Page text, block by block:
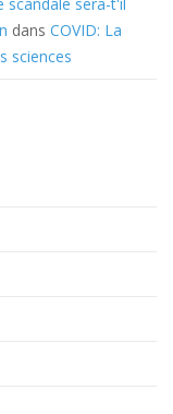
dans COVID: La
sciences